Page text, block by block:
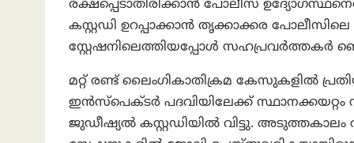
രക്ഷപ്പെടാതിരിക്കാൻ പോലീസ്
കസ്റ്റഡി ഉറപ്പാക്കാൻ തൃക്കാക്കര
സ്റ്റേഷനിലെത്തിയപ്പോൾ സഹപ്രവർത്തകര്‍
മറ്റ് രണ്ട് ലൈംഗികാതിക്രമ കേസുകളിൽ
ഇൻസ്‌പെക്ടർ പദവിയിലേക്ക്
ജുഡീഷ്യൽ കസ്റ്റഡിയിൽ വിട്ടു.